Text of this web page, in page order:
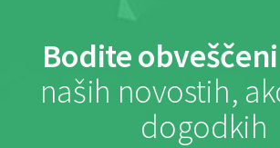
Bodite obveščeni
naših novostih,
dogodkih